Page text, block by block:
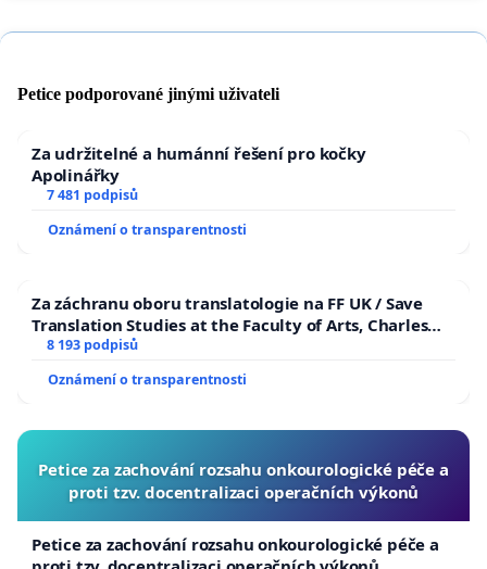
Petice podporované jinými uživateli
Za udržitelné a humánní řešení pro kočky
Apolinářky
7 481 podpisů
Oznámení o transparentnosti
Za záchranu oboru translatologie na FF UK / Save
Translation Studies at the Faculty of Arts, Charles
University
8 193 podpisů
Oznámení o transparentnosti
Petice za zachování rozsahu onkourologické péče a
proti tzv. docentralizaci operačních výkonů
Petice za zachování rozsahu onkourologické péče a